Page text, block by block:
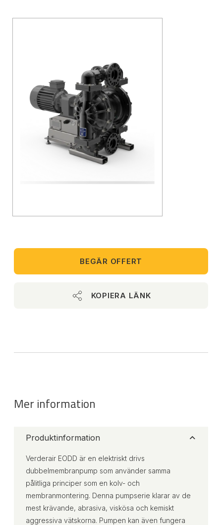
BEGÄR OFFERT
KOPIERA LÄNK
Mer information
Produktinformation
Verderair EODD är en elektriskt drivs
dubbelmembranpump som använder samma
pålitliga principer som en kolv- och
membranmontering. Denna pumpserie klarar av de
mest krävande, abrasiva, viskösa och kemiskt
aggressiva vätskorna. Pumpen kan även fungera